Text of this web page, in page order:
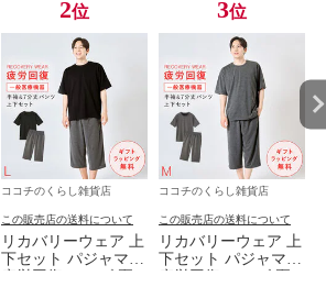
毛あったか裾フ
ァスナー付きパ
ンツ シニア 60代
70代 80代 高齢者
毛あったか裾フ
ァスナー付きパ
ンツ シニア 60代
70代 80代 高齢者
2位
ココチのくらし雑貨店
この販売店の送料について
リカバリーウェア 上
下セット パジャマ
3位
ココチのくらし雑貨店
この販売店の送料について
リカバリーウェア 上
下セット パジャマ